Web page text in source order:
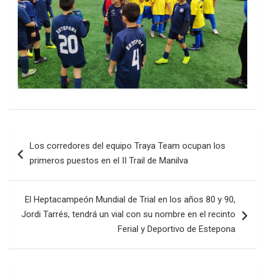
de
Los corredores del equipo Traya Team ocupan los
primeros puestos en el II Trail de Manilva
El Heptacampeón Mundial de Trial en los años 80 y 90,
Jordi Tarrés, tendrá un vial con su nombre en el recinto
Ferial y Deportivo de Estepona